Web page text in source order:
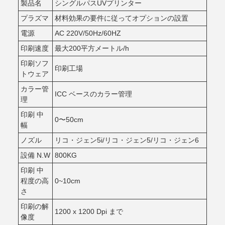
製品名
シングルパスUVプリンター
プラズマ
材料効果の要件に従ってオプションの設置
電源
AC 220V/50Hz/60HZ
印刷速度
最大200平方メートル/h
印刷ソフ
トウェア
印刷工場
カラー管
理
ICC ベースのカラー管理
印刷 中
幅
0〜50cm
ノズル
リコ・ジェン5i/リコ・ジェン5/リコ・ジェン6
設備 N.W 800KG
印刷 中
程度の高
さ
0~10cm
印刷の解
像度
1200 x 1200 Dpi まで